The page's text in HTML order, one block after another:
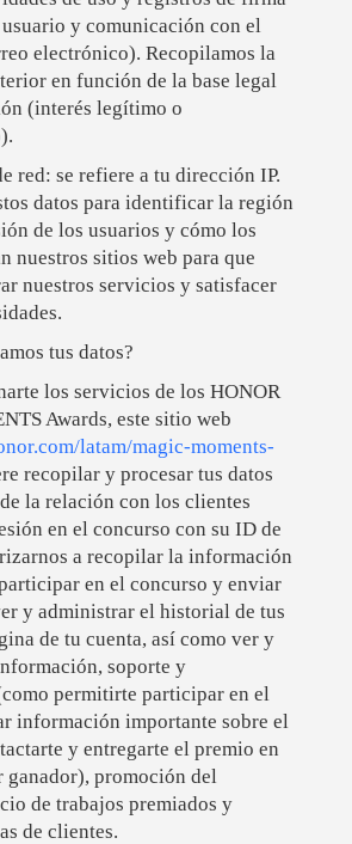
usuario y comunicación con el
electrónico). Recopilamos la
en función de la base legal
(interés legítimo o
red: se refiere a tu dirección IP.
datos para identificar la región
de los usuarios y cómo los
nuestros sitios web para que
nuestros servicios y satisfacer
tus datos?
los servicios de los HONOR
Awards, este sitio web
latam/magic-moments-
recopilar y procesar tus datos
la relación con los clientes
en el concurso con su ID de
a recopilar la información
en el concurso y enviar
y administrar el historial de tus
de tu cuenta, así como ver y
soporte y
permitirte participar en el
información importante sobre el
y entregarte el premio en
ganador), promoción del
de trabajos premiados y
de clientes.